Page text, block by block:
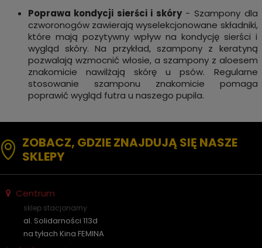
Poprawa kondycji sierści i skóry- Szampony dla
czworonogów zawierają wyselekcjonowane składniki,
które mają pozytywny wpływ na kondycję sierści i
wygląd skóry. Na przykład, szampony z keratyną
pozwalają wzmocnić włosie, a szampony z aloesem
znakomicie nawilżają skórę u psów. Regularne
stosowanie szamponu znakomicie pomaga
poprawić wygląd futra u naszego pupila.
ZOBACZ, GDZIE ZNAJDUJĄ SIĘ NASZE
SKLEPY
Centrum
sklep stacjonarny
al. Solidarności 113d
na tyłach Kina FEMINA